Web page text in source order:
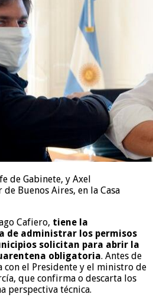
de Gabinete, y Axel
Buenos Aires, en la Casa
Cafiero, tiene la
de administrar los permisos
solicitan para abrir la
obligatoria. Antes de
con el Presidente y el ministro de
que confirma o descarta los
perspectiva técnica.